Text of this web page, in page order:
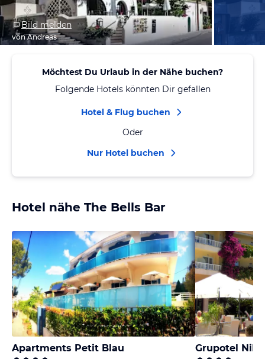
Bild melden
von Andreas
Möchtest Du Urlaub in der Nähe buchen?
Folgende Hotels könnten Dir gefallen
Hotel & Flug buchen
Oder
Nur Hotel buchen
Hotel nähe The Bells Bar
Apartments Petit Blau Grupotel Nilo